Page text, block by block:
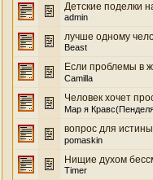
Детские поделки
admin
лучше одному
Beast
Если проблемы в
Camilla
Человек хочет
Мар я
вопрос для
pomaskin
Нищие духом
Timer